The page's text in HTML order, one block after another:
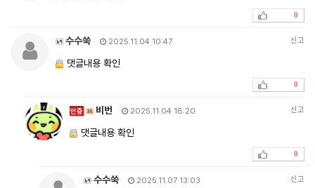
0
수수쑥 2025.11.04 10:47 신고
댓글내용 확인
0
인증 비번 2025.11.04 18:20 신고
댓글내용 확인
0
수수쑥 2025.11.07 13:03 신고